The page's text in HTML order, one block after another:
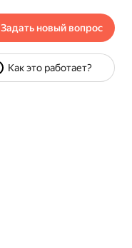
Задать новый вопрос
Как это работает?